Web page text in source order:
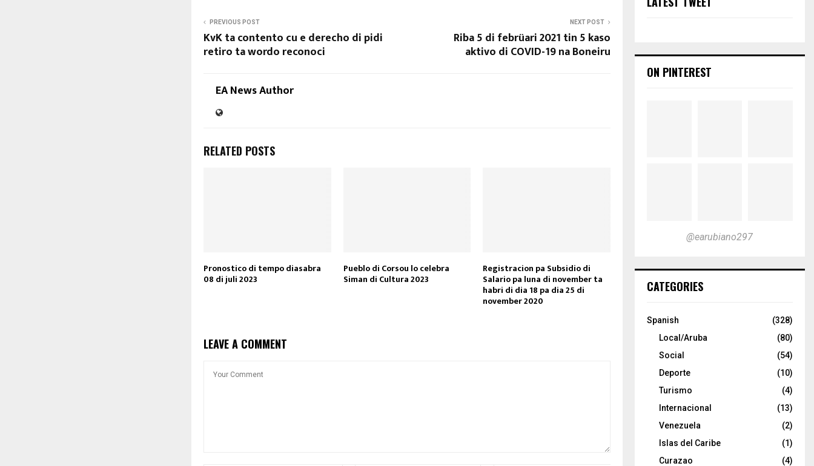
PREVIOUS POST
KvK ta contento cu e derecho di pidi
retiro ta wordo reconoci
NEXT POST
Riba 5 di febrüari 2021 tin 5 kaso
aktivo di COVID-19 na Boneiru
EA News Author
RELATED POSTS
Pronostico di tempo diasabra
08 di juli 2023
Pueblo di Corsou lo celebra
Siman di Cultura 2023
Registracion pa Subsidio di
Salario pa luna di november ta
habri di dia 18 pa dia 25 di
november 2020
LEAVE A COMMENT
ON PINTEREST
@earubiano297
CATEGORIES
Spanish
(328)
Local/Aruba
(80)
Social
(54)
Deporte
(10)
Turismo
(4)
Internacional
(13)
Venezuela
(2)
Islas del Caribe
(1)
Curazao
(4)